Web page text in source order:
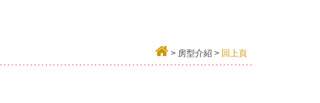
> 房型介紹 > 回上頁